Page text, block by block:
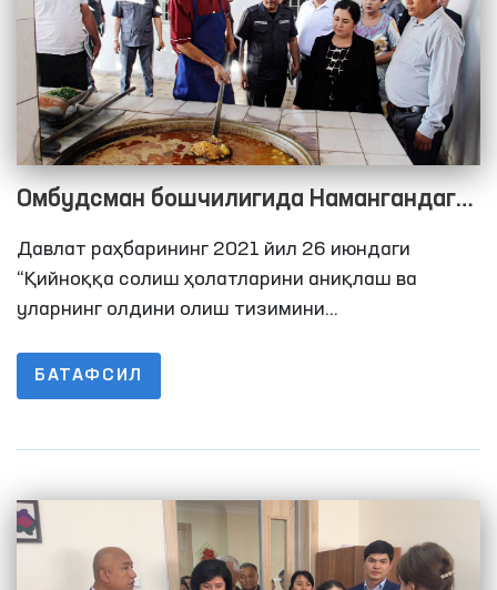
Омбудсман бошчилигида Намангандаги
ҳаракатланиш эркинлиги чекланган
шахслар сақланадиганн ёпиқ
муассасалардаги шароитлар ўрганилди
Давлат раҳбарининг 2021 йил 26 июндаги
“Қийноққа солиш ҳолатларини аниқлаш ва
уларнинг олдини олиш тизимини
тадбирлар тўғрисида”ги Қарорида Олий
Мажлиснинг Инсон ҳуқуқлари бўйича вакили
шахслар сақланадиган жойларга мониторинг
ташрифларини амалга ошириш тизимини йўлга
қўйиш белгиланган.
БАТАФСИЛ